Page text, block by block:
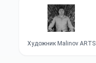
Художник Malinov ARTS